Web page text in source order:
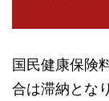
国民健康保険
合は滞納とな